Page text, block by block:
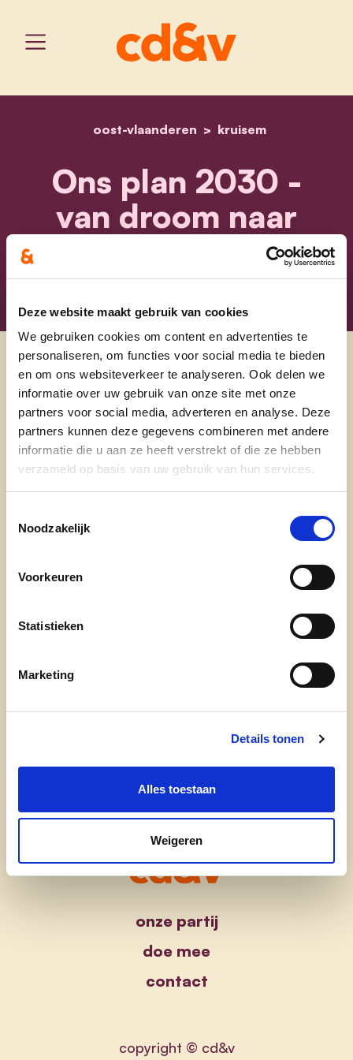
Deze website maakt gebruik van cookies
We gebruiken cookies om content en advertenties te
personaliseren, om functies voor social media te bieden
en om ons websiteverkeer te analyseren. Ook delen we
informatie over uw gebruik van onze site met onze
partners voor social media, adverteren en analyse. Deze
partners kunnen deze gegevens combineren met andere
informatie die u aan ze heeft verstrekt of die ze hebben
verzameld op basis van uw gebruik van hun services.
Noodzakelijk
Voorkeuren
Statistieken
Marketing
Details tonen
Alles toestaan
Weigeren
home
oost-vlaanderen kruisem
ons plan 2030 - van
Ons plan 2030 -
van droom naar
De huidige politiek vraagt om andere inzichten
dan in het verleden. Steeds grotere uitdagingen
komen op ons af.
We stellen jullie graag ons ambitieuze programma
volgende legislatuur.
onze partij
doe mee
contact
copyright © cd&v